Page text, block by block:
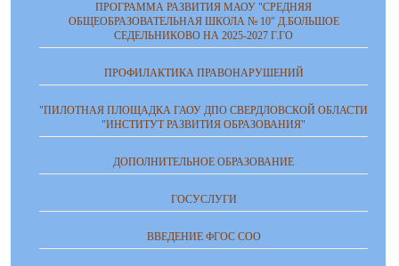
ПРОГРАММА РАЗВИТИЯ МАОУ "СРЕДНЯЯ
ОБЩЕОБРАЗОВАТЕЛЬНАЯ ШКОЛА № 10" Д.БОЛЬШОЕ
СЕДЕЛЬНИКОВО НА 2025-2027 Г.ГО
ПРОФИЛАКТИКА ПРАВОНАРУШЕНИЙ
"ПИЛОТНАЯ ПЛОЩАДКА ГАОУ ДПО СВЕРДЛОВСКОЙ ОБЛАСТИ
"ИНСТИТУТ РАЗВИТИЯ ОБРАЗОВАНИЯ"
ДОПОЛНИТЕЛЬНОЕ ОБРАЗОВАНИЕ
ГОСУСЛУГИ
ВВЕДЕНИЕ ФГОС СОО